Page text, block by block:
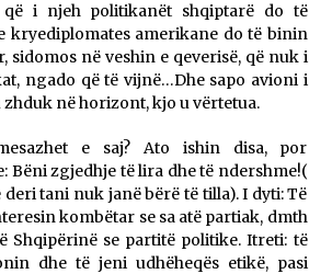
I PËRKOHSHËM I TIJ”
që i njeh politikanët shqiptarë do të
kryediplomates amerikane do të binin
sidomos në veshin e qeverisë, që nuk i
ngado që të vijnë…Dhe sapo avioni i
në horizont, kjo u vërtetua.
e saj? Ato ishin disa, por
Bëni zgjedhje të lira dhe të ndershme!(
deri tani nuk janë bërë të tilla). I dyti: Të
kombëtar se sa atë partiak, dmth
Shqipërinë se partitë politike. Itreti: të
dhe të jeni udhëheqës etikë, pasi